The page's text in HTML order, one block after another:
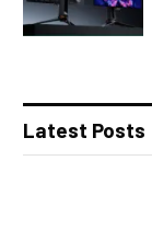
Latest Posts